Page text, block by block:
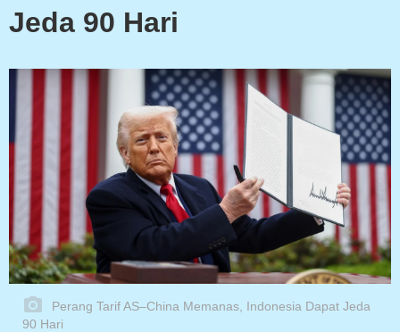
Jeda 90 Hari
Perang Tarif AS–China Memanas, Indonesia Dapat Jeda
90 Hari